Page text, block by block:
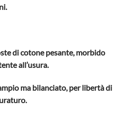
di cotone pesante, morbido
all’usura.
ma bilanciato, per libertà di